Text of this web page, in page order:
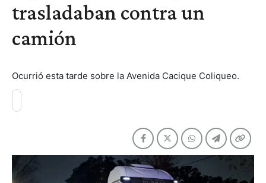
trasladaban contra un
camión
Ocurrió esta tarde sobre la Avenida Cacique Coliqueo.